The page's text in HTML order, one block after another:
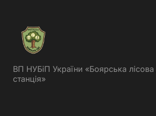
ВП НУБіП України «Боярська лісова
станція»